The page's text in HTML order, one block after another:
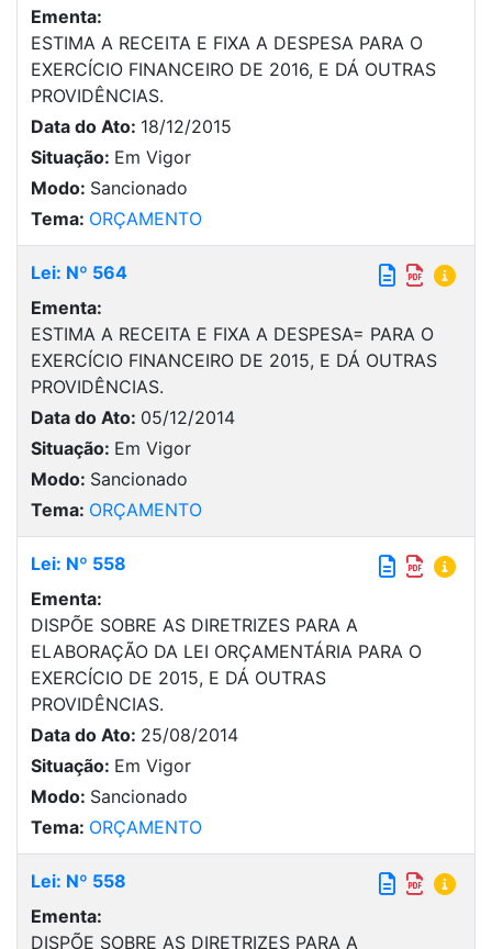
Ementa:
ESTIMA A RECEITA E FIXA A DESPESA PARA O
EXERCÍCIO FINANCEIRO DE 2016, E DÁ OUTRAS
PROVIDÊNCIAS.
Data do Ato: 18/12/2015
Situação: Em Vigor
Modo: Sancionado
Tema: ORÇAMENTO
Lei: Nº 564
Ementa:
ESTIMA A RECEITA E FIXA A DESPESA= PARA O
EXERCÍCIO FINANCEIRO DE 2015, E DÁ OUTRAS
PROVIDÊNCIAS.
Data do Ato: 05/12/2014
Situação: Em Vigor
Modo: Sancionado
Tema: ORÇAMENTO
Lei: Nº 558
Ementa:
DISPÕE SOBRE AS DIRETRIZES PARA A
ELABORAÇÃO DA LEI ORÇAMENTÁRIA PARA O
EXERCÍCIO DE 2015, E DÁ OUTRAS
PROVIDÊNCIAS.
Data do Ato: 25/08/2014
Situação: Em Vigor
Modo: Sancionado
Tema: ORÇAMENTO
Lei: Nº 558
Ementa:
DISPÕE SOBRE AS DIRETRIZES PARA A